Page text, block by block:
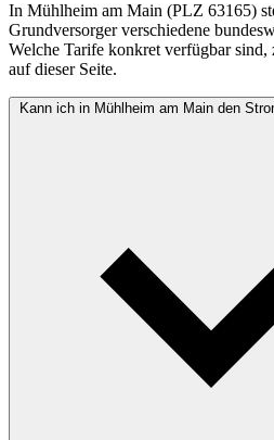
In Mühlheim am Main (PLZ 63165)
Grundversorger verschiedene
Welche Tarife konkret verfügbar sind,
auf dieser Seite.
Kann ich in Mühlheim am Main den